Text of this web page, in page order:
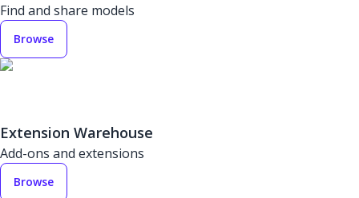
Find and share models
Browse
Extension Warehouse
Add-ons and extensions
Browse